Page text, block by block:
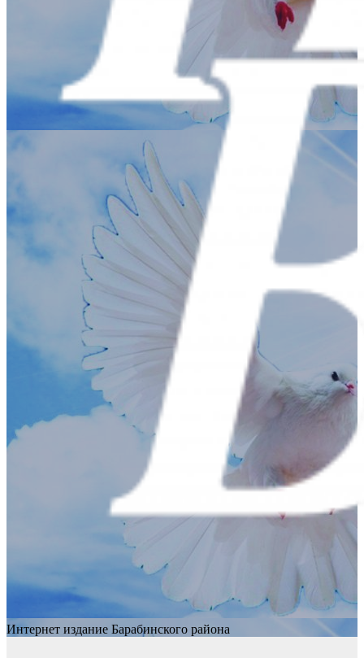
Интернет издание Барабинского района